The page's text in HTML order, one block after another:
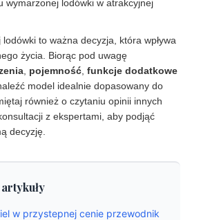
wymarzonej lodówki w atrakcyjnej
to ważna decyzja, która wpływa
życia. Biorąc pod uwagę
pojemność funkcje dodatkowe
model idealnie dopasowany do
również o czytaniu opinii innych
z ekspertami, aby podjąć
decyzję.
w przystepnej cenie przewodnik